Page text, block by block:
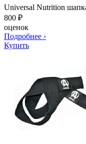
Universal Nutrition
800 ₽
оценок
Подробнее ›
Купить